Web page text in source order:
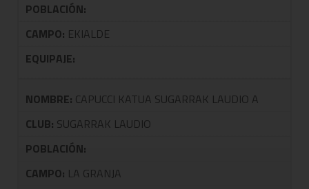
POBLACIÓN:
CAMPO: EKIALDE
EQUIPAJE:
NOMBRE: CAPUCCI KATUA SUGARRAK LAUDIO A
CLUB: SUGARRAK LAUDIO
POBLACIÓN:
CAMPO: LA GRANJA